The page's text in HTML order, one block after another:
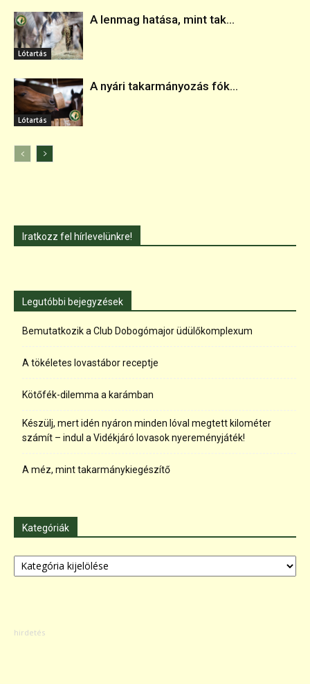
Lótartás
A lenmag hatása, mint tak...
Lótartás
A nyári takarmányozás fók...
Iratkozz fel hírlevelünkre!
Legutóbbi bejegyzések
Bemutatkozik a Club Dobogómajor üdülőkomplexum
A tökéletes lovastábor receptje
Kötőfék-dilemma a karámban
Készülj, mert idén nyáron minden lóval megtett kilométer
számít – indul a Vidékjáró lovasok nyereményjáték!
A méz, mint takarmánykiegészítő
Kategóriák
Kategóriák